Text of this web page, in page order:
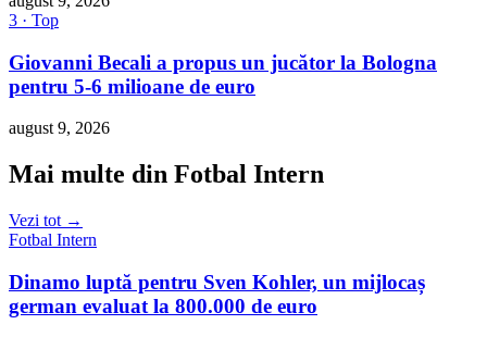
3 · Top
Giovanni Becali a propus un jucător la Bologna
pentru 5-6 milioane de euro
august 9, 2026
Mai multe din Fotbal Intern
Vezi tot →
Fotbal Intern
Dinamo luptă pentru Sven Kohler, un mijlocaș
german evaluat la 800.000 de euro